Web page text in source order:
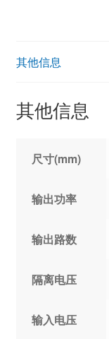
其他信息
其他信息
尺寸(mm)
输出功率
输出路数
隔离电压
输入电压